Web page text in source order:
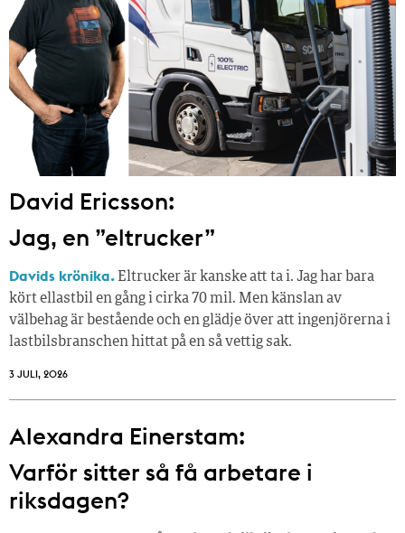
David Ericsson:
Jag, en ”eltrucker”
Davids krönika. Eltrucker är kanske att ta i. Jag har bara
kört ellastbil en gång i cirka 70 mil. Men känslan av
välbehag är bestående och en glädje över att ingenjörerna i
lastbilsbranschen hittat på en så vettig sak.
3 JULI, 2026
Alexandra Einerstam:
Varför sitter så få ­arbetare i
riksdagen?